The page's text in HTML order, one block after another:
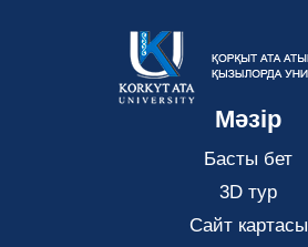
Мәзір
Басты бет
3D тур
Сайт картасы